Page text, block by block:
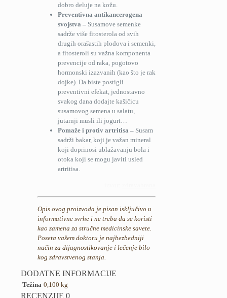
dobro deluje na kožu.
Preventivna antikancerogena
svojstva – Susamove semenke
sadrže više fitosterola od svih
drugih orašastih plodova i semenki,
a fitosteroli su važna komponenta
prevencije od raka, pogotovo
hormonski izazvanih (kao što je rak
dojke). Da biste postigli
preventivni efekat, jednostavno
svakog dana dodajte kašičicu
susamovog semena u salatu,
jutarnji musli ili jogurt…
Pomaže i protiv artritisa – Susam
sadrži bakar, koji je važan mineral
koji doprinosi ublažavanju bola i
otoka koji se mogu javiti usled
artritisa.
Opis ovog proizvoda je pisan isključivo u
informativne svrhe i ne treba da se koristi
kao zamena za stručne medicinske savete.
Poseta vašem doktoru je najbezbedniji
način za dijagnostikovanje i lečenje bilo
kog zdravstvenog stanja.
DODATNE INFORMACIJE
Težina 0,100 kg
RECENZIJE 0